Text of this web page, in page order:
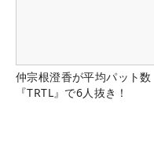
仲宗根澄香が平均パット数
『TRTL』で6人抜き！